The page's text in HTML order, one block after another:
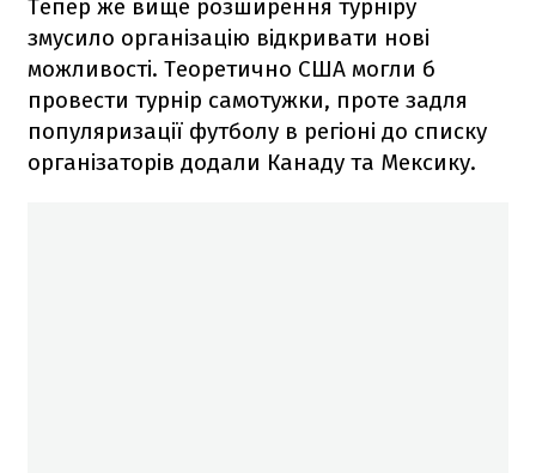
Тепер же вище розширення турніру
змусило організацію відкривати нові
можливості. Теоретично США могли б
провести турнір самотужки, проте задля
популяризації футболу в регіоні до списку
організаторів додали Канаду та Мексику.